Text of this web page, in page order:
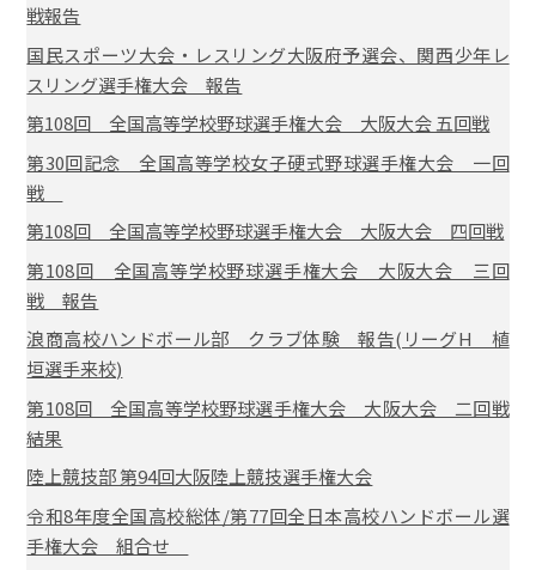
戦報告
国民スポーツ大会・レスリング大阪府予選会、関西少年レ
スリング選手権大会 報告
第108回 全国高等学校野球選手権大会 大阪大会 五回戦
第30回記念 全国高等学校女子硬式野球選手権大会 一回
戦
第108回 全国高等学校野球選手権大会 大阪大会 四回戦
第108回 全国高等学校野球選手権大会 大阪大会 三回
戦 報告
浪商高校ハンドボール部 クラブ体験 報告(リーグH 植
垣選手来校)
第108回 全国高等学校野球選手権大会 大阪大会 二回戦
結果
陸上競技部 第94回大阪陸上競技選手権大会
令和8年度全国高校総体/第77回全日本高校ハンドボール選
手権大会 組合せ